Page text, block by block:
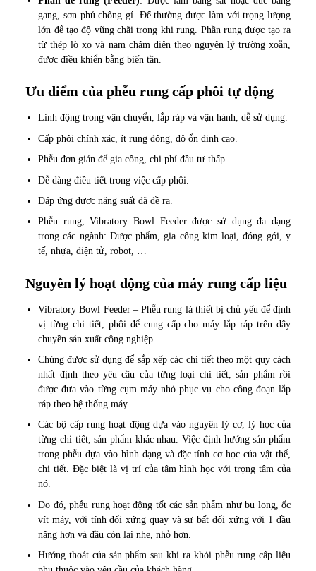
gang, sơn phủ chống gỉ. Đế thường được làm với trọng lượng
lớn để tạo độ vũng chãi trong khi rung. Phần rung được tạo ra
từ thép lò xo và nam châm điện theo nguyên lý trường xoắn,
được điều khiển bằng biến tần.
Ưu điểm của phễu rung cấp phôi tự động
Linh động trong vận chuyển, lắp ráp và vận hành, dễ sử dụng.
Cấp phôi chính xác, ít rung động, độ ổn định cao.
Phễu đơn giản để gia công, chi phí đầu tư thấp.
Dễ dàng điều tiết trong việc cấp phôi.
Đáp ứng được năng suất đã đề ra.
Phễu rung, Vibratory Bowl Feeder được sử dụng đa dạng
trong các ngành: Dược phẩm, gia công kim loại, đóng gói, y
tế, nhựa, điện tử, robot, …
Nguyên lý hoạt động của máy rung cấp liệu
Vibratory Bowl Feeder – Phễu rung là thiết bị chủ yếu để định
vị từng chi tiết, phôi để cung cấp cho máy lắp ráp trên dây
chuyền sản xuất công nghiệp.
Chúng được sử dụng để sắp xếp các chi tiết theo một quy cách
nhất định theo yêu cầu của từng loại chi tiết, sản phẩm rồi
được đưa vào từng cụm máy nhỏ phục vụ cho công đoạn lắp
ráp theo hệ thống máy.
Các bộ cấp rung hoạt động dựa vào nguyên lý cơ, lý học của
từng chi tiết, sản phẩm khác nhau. Việc định hướng sản phẩm
trong phễu dựa vào hình dạng và đặc tính cơ học của vật thể,
chi tiết. Đặc biệt là vị trí của tâm hình học với trọng tâm của
nó.
Do đó, phễu rung hoạt động tốt các sản phẩm như bu long, ốc
vít máy, với tính đối xứng quay và sự bất đối xứng với 1 đầu
nặng hơn và đầu còn lại nhẹ, nhỏ hơn.
Hướng thoát của sản phẩm sau khi ra khỏi phễu rung cấp liệu